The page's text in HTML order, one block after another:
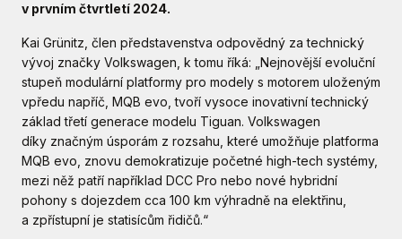
v prvním čtvrtletí 2024.
Kai Grünitz, člen představenstva odpovědný za technický
vývoj značky Volkswagen, k tomu říká: „Nejnovější evoluční
stupeň modulární platformy pro modely s motorem uloženým
vpředu napříč, MQB evo, tvoří vysoce inovativní technický
základ třetí generace modelu Tiguan. Volkswagen
díky značným úsporám z rozsahu, které umožňuje platforma
MQB evo, znovu demokratizuje početné high-tech systémy,
mezi něž patří například DCC Pro nebo nové hybridní
pohony s dojezdem cca 100 km výhradně na elektřinu,
a zpřístupní je statisícům řidičů.“